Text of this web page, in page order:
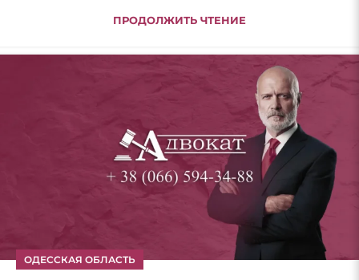
ПРОДОЛЖИТЬ ЧТЕНИЕ
ОДЕССКАЯ ОБЛАСТЬ